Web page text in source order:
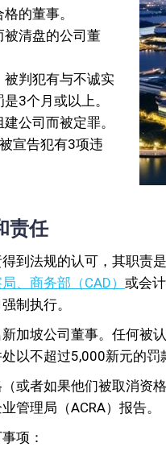
的董事。
被清盘的公司董
判犯有与不诚实
3个月或以上。
公司而被定罪。
宣告犯有3项违
责任
到法规的认可，其职责
、商务部（CAD） 或会
制执行。
加坡公司董事。任何被
以不超过5,000新元的罚
或者如果他们被取消资
管理局（ACRA）报告。
项：